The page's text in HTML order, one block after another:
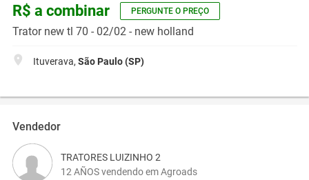
R$ a combinar PERGUNTE O PREÇO
Trator new tl 70 - 02/02 - new holland
Ituverava, São Paulo (SP)
Vendedor
TRATORES LUIZINHO 2
12 AÑOS vendendo em Agroads